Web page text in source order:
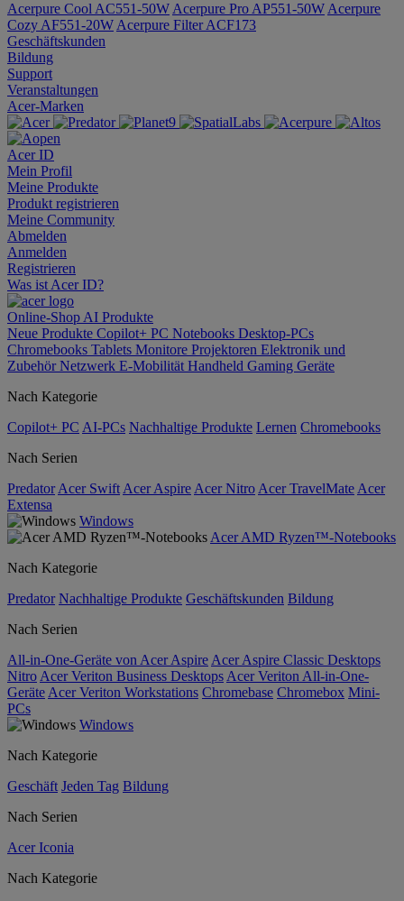
Acerpure Cool AC551-50W Acerpure Pro AP551-50W Acerpure
Cozy AF551-20W Acerpure Filter ACF173
Geschäftskunden
Bildung
Support
Veranstaltungen
Acer-Marken
Acer ID
Mein Profil
Meine Produkte
Produkt registrieren
Meine Community
Abmelden
Anmelden
Registrieren
Was ist Acer ID?
Online-Shop AI Produkte
Neue Produkte Copilot+ PC Notebooks Desktop-PCs
Chromebooks Tablets Monitore Projektoren Elektronik und
ZubehörNetzwerk E-Mobilität Handheld Gaming Geräte
Nach Kategorie
Copilot+ PC AI-PCs Nachhaltige Produkte Lernen Chromebooks
Nach Serien
Predator Acer Swift Acer Aspire Acer Nitro Acer TravelMate Acer
Extensa
Windows
Acer AMD Ryzen™-Notebooks
Nach Kategorie
Predator Nachhaltige Produkte Geschäftskunden Bildung
Nach Serien
All-in-One-Geräte von Acer Aspire Acer Aspire Classic Desktops
Nitro Acer Veriton Business Desktops Acer Veriton All-in-One-
Geräte Acer Veriton Workstations Chromebase Chromebox Mini-
PCs
Windows
Nach Kategorie
Geschäft Jeden Tag Bildung
Nach Serien
Acer Iconia
Nach Kategorie